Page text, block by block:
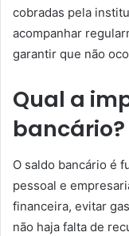
cobradas pela
acompanhar
garantir que não
Qual a
bancário?
O saldo bancário é
pessoal e
financeira, evitar
não haja falta de